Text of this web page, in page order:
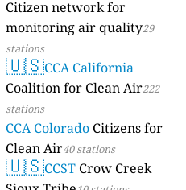
Citizen network for
monitoring air quality29
stations
🇺🇸CCA California
Coalition for Clean Air222
stations
CCA Colorado Citizens for
Clean Air40 stations
🇺🇸CCST Crow Creek